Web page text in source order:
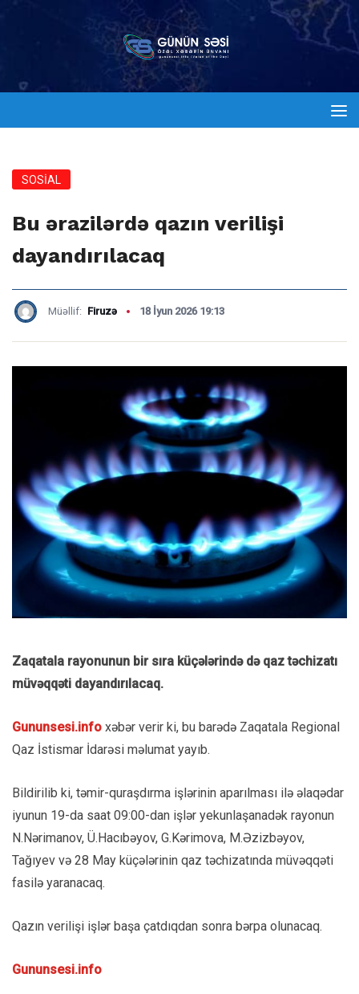
SOSİAL
Bu ərazilərdə qazın verilişi
dayandırılacaq
Müəllif: Firuzə 18 İyun 2026 19:13
Zaqatala rayonunun bir sıra küçələrində də qaz təchizatı
müvəqqəti dayandırılacaq.
Gununsesi.info xəbər verir ki, bu barədə Zaqatala Regional
Qaz İstismar İdarəsi məlumat yayıb.
Bildirilib ki, təmir-quraşdırma işlərinin aparılması ilə əlaqədar
iyunun 19-da saat 09:00-dan işlər yekunlaşanadək rayonun
N.Nərimanov, Ü.Hacıbəyov, G.Kərimova, M.Əzizbəyov,
Tağıyev və 28 May küçələrinin qaz təchizatında müvəqqəti
fasilə yaranacaq.
Qazın verilişi işlər başa çatdıqdan sonra bərpa olunacaq.
Gununsesi.info